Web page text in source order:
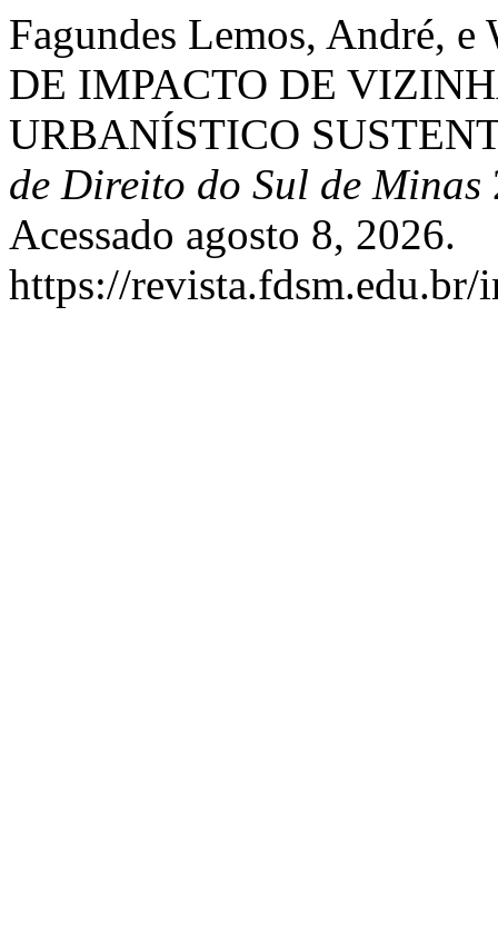
Fagundes Lemos, André,
DE IMPACTO DE
URBANÍSTICO
de Direito do Sul de Minas
Acessado agosto 8, 2026.
https://